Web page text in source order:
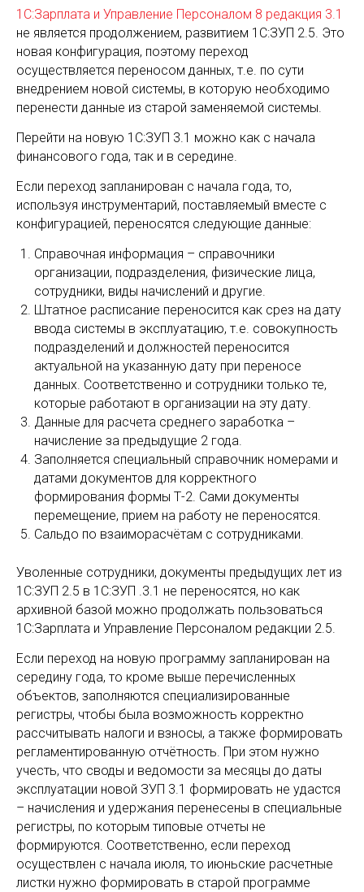
1С:Зарплата и Управление Персоналом 8 редакция 3.1
не является продолжением, развитием 1С:ЗУП 2.5. Это
новая конфигурация, поэтому переход
осуществляется переносом данных, т.е. по сути
внедрением новой системы, в которую необходимо
перенести данные из старой заменяемой системы.
Перейти на новую 1С:ЗУП 3.1 можно как с начала
финансового года, так и в середине.
Если переход запланирован с начала года, то,
используя инструментарий, поставляемый вместе с
конфигурацией, переносятся следующие данные:
Справочная информация – справочники
организации, подразделения, физические лица,
сотрудники, виды начислений и другие.
Штатное расписание переносится как срез на дату
ввода системы в эксплуатацию, т.е. совокупность
подразделений и должностей переносится
актуальной на указанную дату при переносе
данных. Соответственно и сотрудники только те,
которые работают в организации на эту дату.
Данные для расчета среднего заработка –
начисление за предыдущие 2 года.
Заполняется специальный справочник номерами и
датами документов для корректного
формирования формы Т-2. Сами документы
перемещение, прием на работу не переносятся.
Сальдо по взаиморасчётам с сотрудниками.
Уволенные сотрудники, документы предыдущих лет из
1С:ЗУП 2.5 в 1С:ЗУП .3.1 не переносятся, но как
архивной базой можно продолжать пользоваться
1С:Зарплата и Управление Персоналом редакции 2.5.
Если переход на новую программу запланирован на
середину года, то кроме выше перечисленных
объектов, заполняются специализированные
регистры, чтобы была возможность корректно
рассчитывать налоги и взносы, а также формировать
регламентированную отчётность. При этом нужно
учесть, что своды и ведомости за месяцы до даты
эксплуатации новой ЗУП 3.1 формировать не удастся
– начисления и удержания перенесены в специальные
регистры, по которым типовые отчеты не
формируются. Соответственно, если переход
осуществлен с начала июля, то июньские расчетные
листки нужно формировать в старой программе